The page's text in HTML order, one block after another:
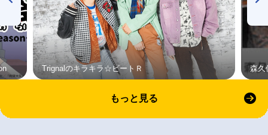
Trignalのキラキラ☆ビートＲ 森久
もっと見る